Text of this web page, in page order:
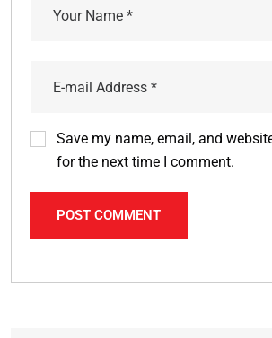
Save my name, email, and
for the next time I comment.
POST COMMENT